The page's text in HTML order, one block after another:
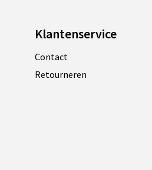
Klantenservice
Contact
Retourneren